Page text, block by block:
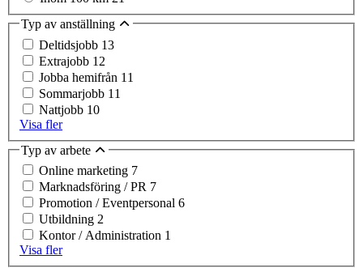
Typ av anställning
Deltidsjobb 13
Extrajobb 12
Jobba hemifrån 11
Sommarjobb 11
Nattjobb 10
Visa fler
Typ av arbete
Online marketing 7
Marknadsföring / PR 7
Promotion / Eventpersonal 6
Utbildning 2
Kontor / Administration 1
Visa fler